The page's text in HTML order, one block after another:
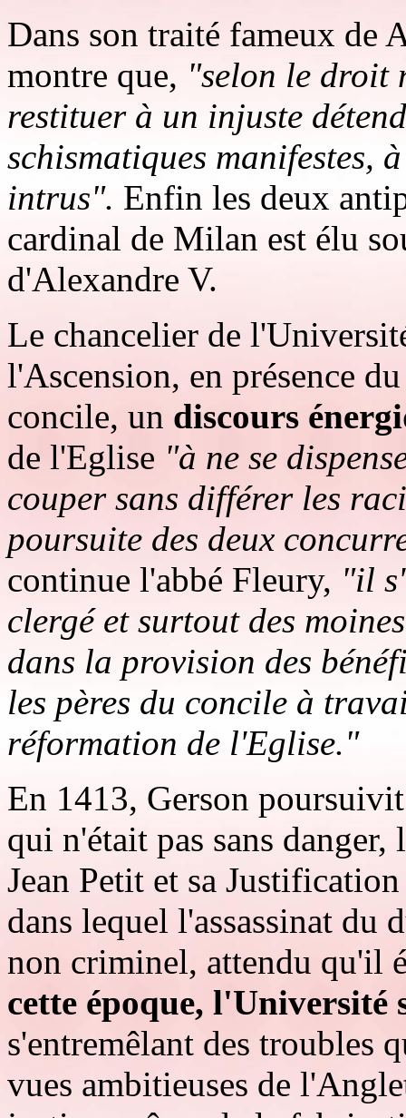
Dans son traité fameux de
montre que, "selon le droit
restituer à un injuste
schismatiques manifestes,
intrus". Enfin les deux
cardinal de Milan est élu
d'Alexandre V.
Le chancelier de
l'Ascension, en présence
concile, un discours
de l'Eglise "à ne se
couper sans différer les
poursuite des deux
continue l'abbé Fleury, "il
clergé et surtout des
dans la provision des
les pères du concile à
réformation de l'Eglise."
En 1413, Gerson
qui n'était pas sans
Jean Petit et sa
dans lequel l'assassinat du
non criminel, attendu qu'il
cette époque,
s'entremêlant des troubles
vues ambitieuses de